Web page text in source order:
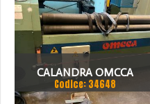
CALANDRA OMCCA
Codice: 34648